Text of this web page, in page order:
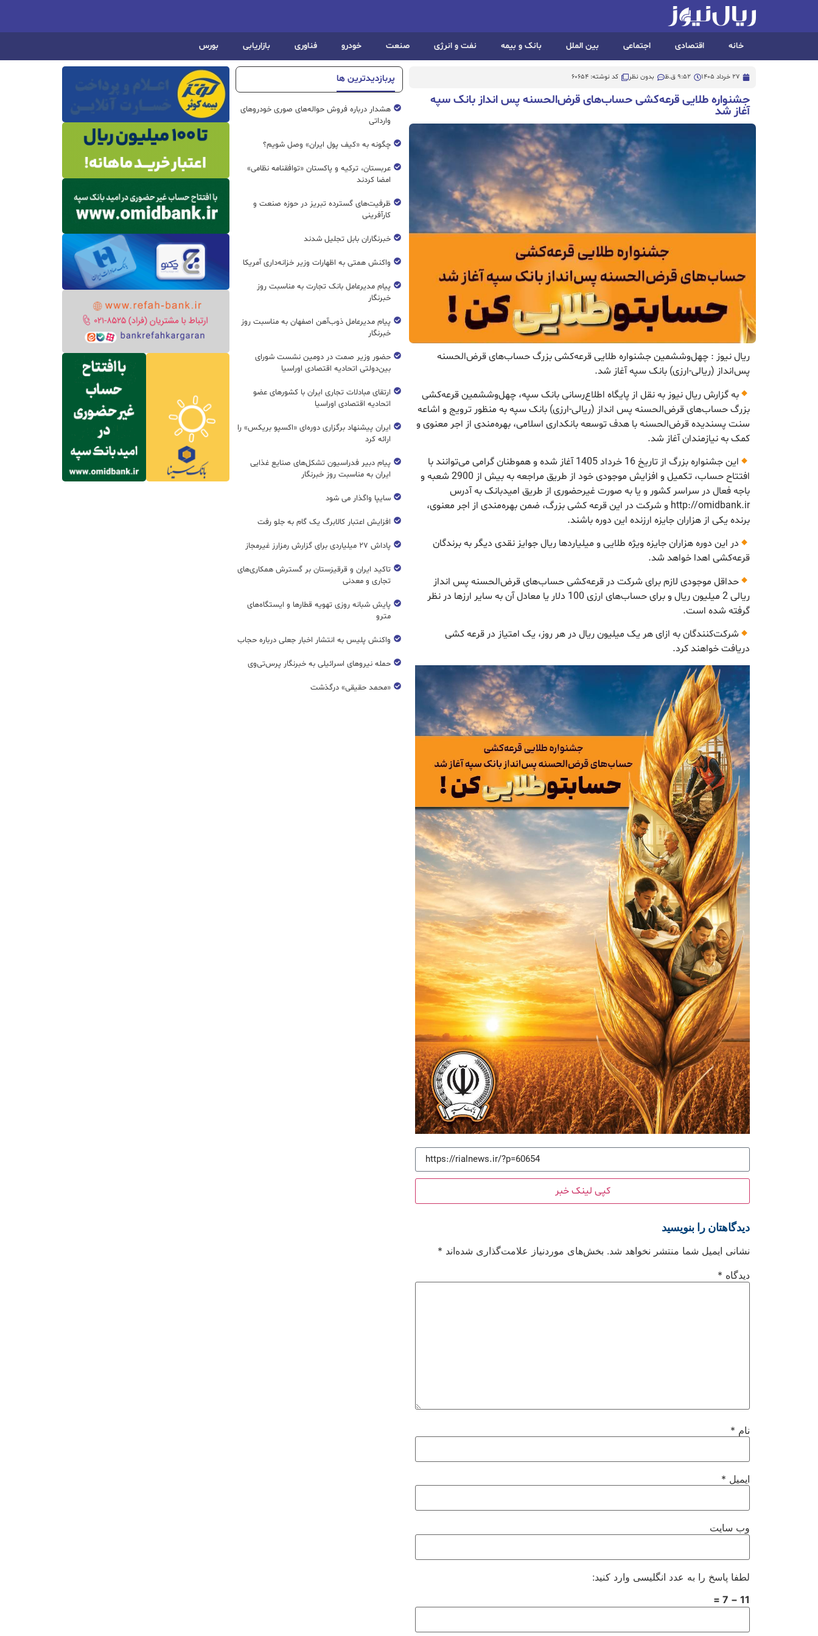
خانه اقتصادی اجتماعی بین الملل بانک و بیمه نفت و انرژی صنعت خودرو فناوری بازاریابی بورس
27 خرداد 1405 9:52 ق.ظ بدون نظر کد نوشته: 60654
جشنواره طلایی قرعه‌کشی حساب‌های قرض‌الحسنه پس انداز بانک سپه
آغاز شد
ریال نیوز : چهل‌وششمین جشنواره طلایی قرعه‌کشی بزرگ حساب‌های قرض‌الحسنه
پس‌انداز (ریالی-ارزی) بانک سپه آغاز شد.
به گزارش ریال نیوز به نقل از پایگاه اطلاع‌رسانی بانک سپه، چهل‌وششمین قرعه‌کشی
بزرگ حساب‌های قرض‌الحسنه پس انداز (ریالی-ارزی) بانک سپه به منظور ترویج و اشاعه
سنت پسندیده قرض‌الحسنه با هدف توسعه بانکداری اسلامی، بهره‌مندی از اجر معنوی و
کمک به نیازمندان آغاز شد.
این جشنواره بزرگ از تاریخ 16 خرداد 1405 آغاز شده و هموطنان گرامی می‌توانند با
افتتاح حساب، تکمیل و افزایش موجودی خود از طریق مراجعه به بیش از 2900 شعبه و
باجه فعال در سراسر کشور و یا به صورت غیرحضوری از طریق امیدبانک به آدرس
http://omidbank.ir و شرکت در این قرعه کشی بزرگ، ضمن بهره‌مندی از اجر معنوی،
برنده یکی از هزاران جایزه ارزنده این دوره باشند.
در این دوره هزاران جایزه ویژه طلایی و میلیاردها ریال جوایز نقدی دیگر به برندگان
قرعه‌کشی اهدا خواهد شد.
حداقل موجودی لازم برای شرکت در قرعه‌کشی حساب‌های قرض‌الحسنه پس انداز
ریالی 2 میلیون ریال و برای حساب‌های ارزی 100 دلار یا معادل آن به سایر ارزها در نظر
گرفته شده است.
شرکت‌کنندگان به ازای هر یک میلیون ریال در هر روز، یک امتیاز در قرعه کشی
دریافت خواهند کرد.
کپی لینک خبر
دیدگاهتان را بنویسید
نشانی ایمیل شما منتشر نخواهد شد. بخش‌های موردنیاز علامت‌گذاری شده‌اند *
دیدگاه *
نام *
ایمیل *
وب‌ سایت
لطفا پاسخ را به عدد انگلیسی وارد کنید:
11 − 7 =
پربازدیدترین ها
هشدار درباره فروش حواله‌های صوری خودروهای
وارداتی
چگونه به «کیف پول ایران» وصل شویم؟
عربستان، ترکیه و پاکستان «توافقنامه نظامی»
امضا کردند
ظرفیت‌های گسترده‌ تبریز در حوزه صنعت و
کارآفرینی
خبرنگاران بابل تجلیل شدند
واکنش همتی به اظهارات وزیر خزانه‌داری آمریکا
پیام مدیرعامل بانک تجارت به مناسبت روز
خبرنگار
پیام مدیرعامل ذوب‌آهن اصفهان به مناسبت روز
خبرنگار
حضور وزیر صمت در دومین نشست شورای
بین‌دولتی اتحادیه اقتصادی اوراسیا
ارتقای مبادلات تجاری ایران با کشورهای عضو
اتحادیه اقتصادی اوراسیا
ایران پیشنهاد برگزاری دوره‌ای «اکسپو بریکس» را
ارائه کرد
پیام دبیر فدراسیون تشکل‌های صنایع غذایی
ایران به مناسبت روز خبرنگار
سایپا واگذار می شود
افزایش اعتبار کالابرگ یک گام به جلو رفت
پاداش ۲۷ میلیاردی برای گزارش رمزارز غیرمجاز
تاکید ایران و قرقیزستان بر گسترش همکاری‌های
تجاری و معدنی
پایش شبانه روزی تهویه قطار‌ها و ایستگاه‌های
مترو
واکنش پلیس به انتشار اخبار جعلی درباره حجاب
حمله نیروهای اسرائیلی به خبرنگار پرس‌تی‌وی
«محمد حقیقی» درگذشت